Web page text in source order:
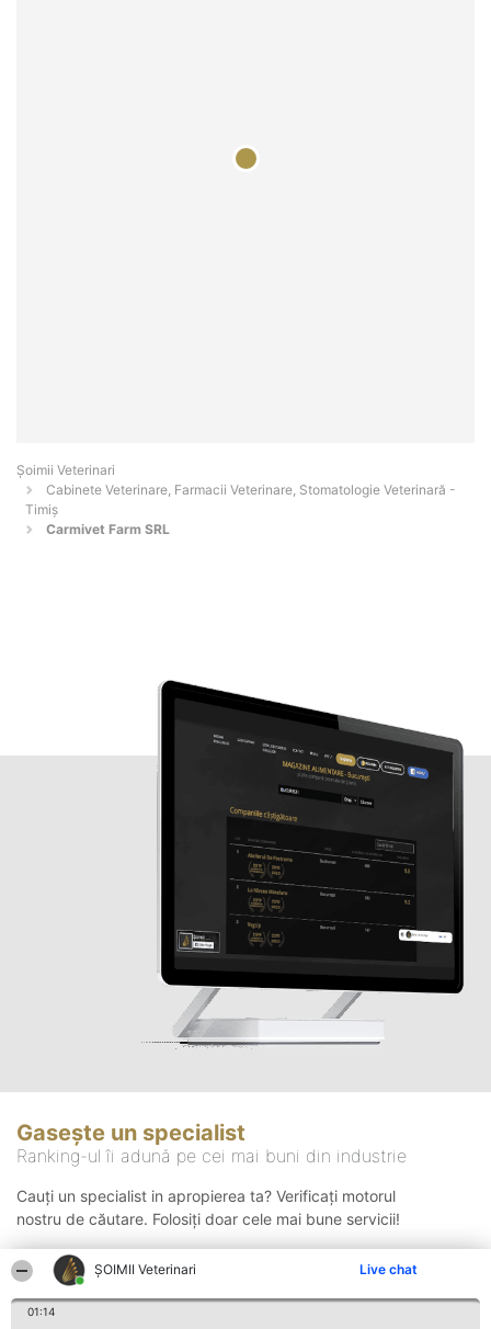
ȘOIMII Veterinari Live chat
01:14
Șoimii Veterinari
Cabinete Veterinare, Farmacii Veterinare, Stomatologie Veterinară -
Timiş
Carmivet Farm SRL
Gasește un specialist
Ranking-ul îi adună pe cei mai buni din industrie
Cauți un specialist in apropierea ta? Verificați motorul
nostru de căutare. Folosiți doar cele mai bune servicii!